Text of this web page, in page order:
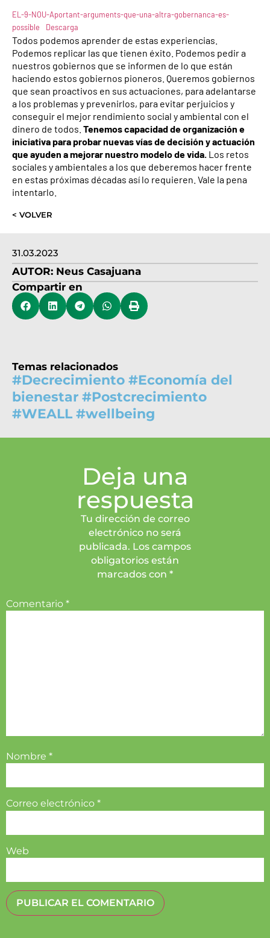
31.03.2023
AUTOR: Neus Casajuana
Compartir en
Temas relacionados
#Decrecimiento #Economía del
bienestar #Postcrecimiento
#WEALL #wellbeing
EL-9-NOU-Aportant-arguments-que-una-altra-gobernanca-es-
possible
Descarga
Todos podemos aprender de estas experiencias.
Podemos replicar las que tienen éxito. Podemos pedir a
nuestros gobiernos que se informen de lo que están
haciendo estos gobiernos pioneros. Queremos gobiernos
que sean proactivos en sus actuaciones, para adelantarse
a los problemas y prevenirlos, para evitar perjuicios y
conseguir el mejor rendimiento social y ambiental con el
dinero de todos. Tenemos capacidad de organización e
iniciativa para probar nuevas vías de decisión y actuación
que ayuden a mejorar nuestro modelo de vida. Los retos
sociales y ambientales a los que deberemos hacer frente
en estas próximas décadas así lo requieren. Vale la pena
intentarlo.
< VOLVER
Deja una
respuesta
Tu dirección de correo
electrónico no será
publicada. Los campos
obligatorios están
marcados con *
Comentario *
Nombre *
Correo electrónico *
Web